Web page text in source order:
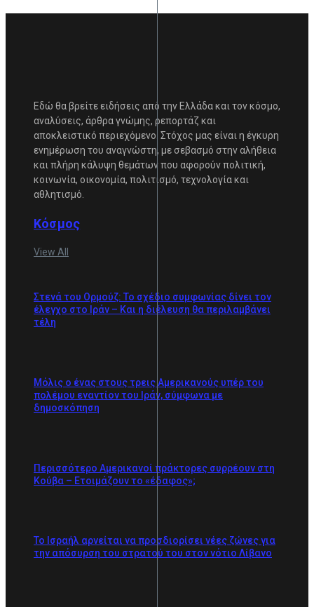
Εδώ θα βρείτε ειδήσεις από την Ελλάδα και τον κόσμο,
αναλύσεις, άρθρα γνώμης, ρεπορτάζ και
αποκλειστικό περιεχόμενο. Στόχος μας είναι η έγκυρη
ενημέρωση του αναγνώστη, με σεβασμό στην αλήθεια
και πλήρη κάλυψη θεμάτων που αφορούν πολιτική,
κοινωνία, οικονομία, πολιτισμό, τεχνολογία και
αθλητισμό.
Κόσμος
View All
Στενά του Ορμούζ: Το σχέδιο συμφωνίας δίνει τον
έλεγχο στο Ιράν – Και η διέλευση θα περιλαμβάνει
τέλη
Μόλις ο ένας στους τρεις Αμερικανούς υπέρ του
πολέμου εναντίον του Ιράν, σύμφωνα με
δημοσκόπηση
Περισσότερο Αμερικανοί πράκτορες συρρέουν στη
Κούβα – Ετοιμάζουν το «έδαφος»;
Το Ισραήλ αρνείται να προσδιορίσει νέες ζώνες για
την απόσυρση του στρατού του στον νότιο Λίβανο